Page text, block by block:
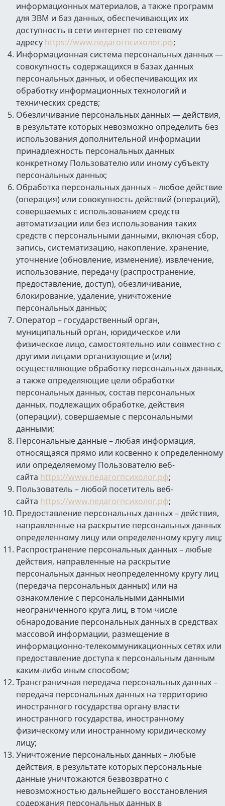
информационных материалов, а также программ
для ЭВМ и баз данных, обеспечивающих их
доступность в сети интернет по сетевому
адресу https://www.педагогпсихолог.рф;
Информационная система персональных данных —
совокупность содержащихся в базах данных
персональных данных, и обеспечивающих их
обработку информационных технологий и
технических средств;
Обезличивание персональных данных — действия,
в результате которых невозможно определить без
использования дополнительной информации
принадлежность персональных данных
конкретному Пользователю или иному субъекту
персональных данных;
Обработка персональных данных – любое действие
(операция) или совокупность действий (операций),
совершаемых с использованием средств
автоматизации или без использования таких
средств с персональными данными, включая сбор,
запись, систематизацию, накопление, хранение,
уточнение (обновление, изменение), извлечение,
использование, передачу (распространение,
предоставление, доступ), обезличивание,
блокирование, удаление, уничтожение
персональных данных;
Оператор – государственный орган,
муниципальный орган, юридическое или
физическое лицо, самостоятельно или совместно с
другими лицами организующие и (или)
осуществляющие обработку персональных данных,
а также определяющие цели обработки
персональных данных, состав персональных
данных, подлежащих обработке, действия
(операции), совершаемые с персональными
данными;
Персональные данные – любая информация,
относящаяся прямо или косвенно к определенному
или определяемому Пользователю веб-
сайта https://www.педагогпсихолог.рф;
Пользователь – любой посетитель веб-
сайта https://www.педагогпсихолог.рф;
Предоставление персональных данных – действия,
направленные на раскрытие персональных данных
определенному лицу или определенному кругу лиц;
Распространение персональных данных – любые
действия, направленные на раскрытие
персональных данных неопределенному кругу лиц
(передача персональных данных) или на
ознакомление с персональными данными
неограниченного круга лиц, в том числе
обнародование персональных данных в средствах
массовой информации, размещение в
информационно-телекоммуникационных сетях или
предоставление доступа к персональным данным
каким-либо иным способом;
Трансграничная передача персональных данных –
передача персональных данных на территорию
иностранного государства органу власти
иностранного государства, иностранному
физическому или иностранному юридическому
лицу;
Уничтожение персональных данных – любые
действия, в результате которых персональные
данные уничтожаются безвозвратно с
невозможностью дальнейшего восстановления
содержания персональных данных в